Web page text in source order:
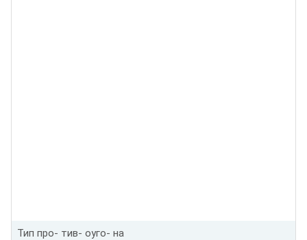
Тип про- тив- оуго- на